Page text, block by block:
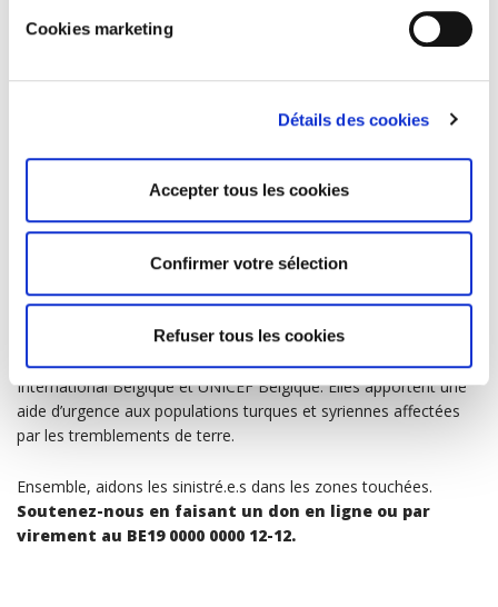
Cookies marketing
Détails des cookies
Accepter tous les cookies
Confirmer votre sélection
Refuser tous les cookies
CHAQUE DON COMPTE
URGENCE SYRIE-TURQUIE
organisations membres du Consortium 12-12 : Caritas
International, la Croix-Rouge de Belgique, Handicap
International, Médecins du Monde, Oxfam Belgique, Plan
International Belgique et UNICEF Belgique. Elles apportent une
aide d’urgence aux populations turques et syriennes affectées
par les tremblements de terre.
Ensemble, aidons les sinistré.e.s dans les zones touchées.
Soutenez-nous en faisant un don en ligne ou par
virement au BE19 0000 0000 12-12.